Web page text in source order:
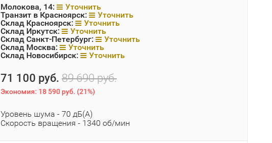
Молокова, 14:
Уточнить
Транзит в Красноярск:
Уточнить
Склад Красноярск:
Уточнить
Склад Иркутск:
Уточнить
Склад Санкт-Петербург:
Уточнить
Склад Москва:
Уточнить
Склад Новосибирск:
Уточнить
71 100 руб. 89 690 руб.
Экономия: 18 590 руб. (21%)
Уровень шума - 70 дБ(А)
Скорость вращения - 1340 об/мин